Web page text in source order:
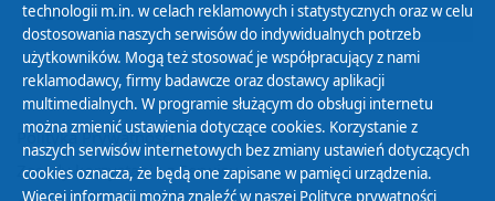
29 30 01 02 03 04 05
Polityka Prywatności
Zasady korzystania z Serwisu
technologii m.in. w celach reklamowych i statystycznych oraz w celu
dostosowania naszych serwisów do indywidualnych potrzeb
użytkowników. Mogą też stosować je współpracujący z nami
reklamodawcy, firmy badawcze oraz dostawcy aplikacji
multimedialnych. W programie służącym do obsługi internetu
można zmienić ustawienia dotyczące cookies. Korzystanie z
naszych serwisów internetowych bez zmiany ustawień dotyczących
cookies oznacza, że będą one zapisane w pamięci urządzenia.
Więcej informacji można znaleźć w naszej Polityce prywatności